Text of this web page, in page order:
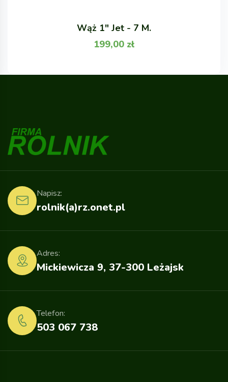
Wąż 1" Jet - 7 M.
199,00 zł
rolnik(a)rz.onet.pl
Napisz:
Mickiewicza 9, 37-300 Leżajsk
Adres:
503 067 738
Telefon: